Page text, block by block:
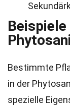
Bestimmte
in der
spezielle